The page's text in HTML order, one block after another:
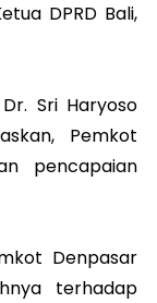
DPRD Bali,
Sri Haryoso
Pemkot
pencapaian
Denpasar
terhadap